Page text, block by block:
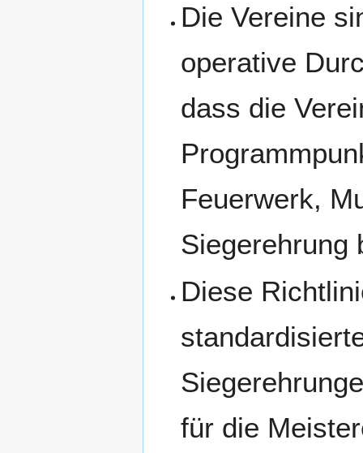
Die Vereine
operative
dass die
Feuerwerk,
Siegerehrung
Diese
für die